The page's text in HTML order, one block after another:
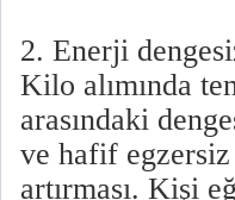
2. Enerji
Kilo alımında
arasındaki
ve hafif egzersiz
artırması. Kişi